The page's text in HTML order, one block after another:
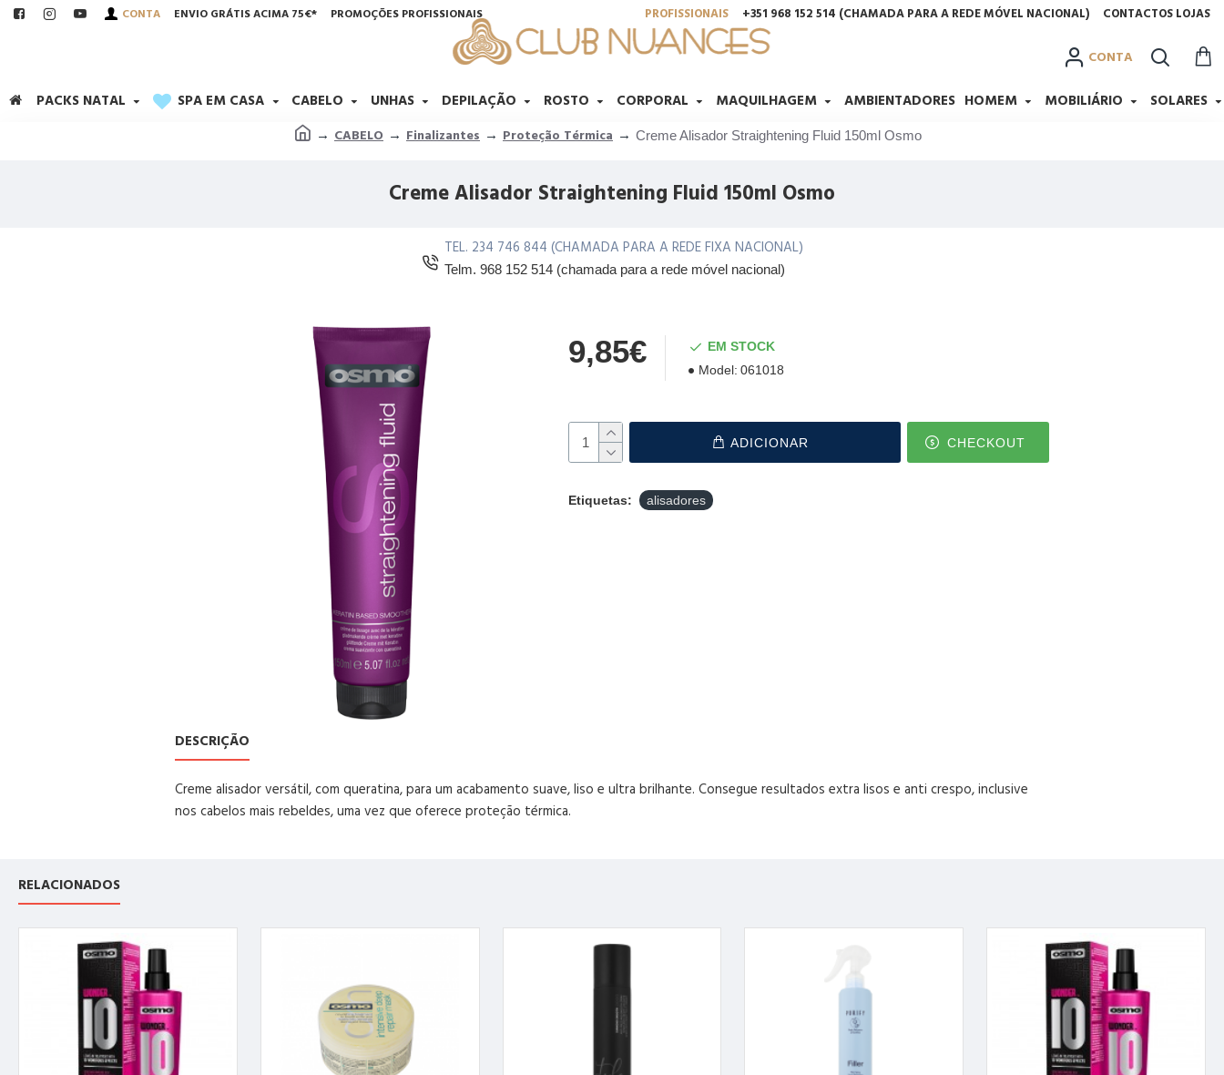
CONTA ENVIO GRÁTIS ACIMA 75€* PROMOÇÕES PROFISSIONAIS PROFISSIONAIS +351 968 152 514 (CHAMADA PARA A REDE MÓVEL NACIONAL) CONTACTOS LOJAS
PACKS NATAL SPA EM CASA CABELO UNHAS DEPILAÇÃO ROSTO CORPORAL MAQUILHAGEM AMBIENTADORES HOMEM MOBILIÁRIO SOLARES
CONTA
CABELO Finalizantes Proteção Térmica Creme Alisador Straightening Fluid 150ml Osmo
Creme Alisador Straightening Fluid 150ml Osmo
TEL. 234 746 844 (CHAMADA PARA A REDE FIXA NACIONAL)
Telm. 968 152 514 (chamada para a rede móvel nacional)
9,85€
EM STOCK
Model: 061018
ADICIONAR CHECKOUT
Etiquetas: alisadores
DESCRIÇÃO
Creme alisador versátil, com queratina, para um acabamento suave, liso e ultra brilhante. Consegue resultados extra lisos e anti crespo, inclusive
nos cabelos mais rebeldes, uma vez que oferece proteção térmica.
RELACIONADOS